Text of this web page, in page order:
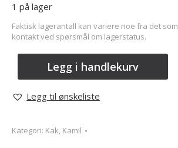
1 på lager
Faktisk lagerantall kan variere noe fra det
kontakt ved spørsmål om lagerstatus.
Legg i handlekurv
Legg til ønskeliste
Kategori: Kak, Kamil